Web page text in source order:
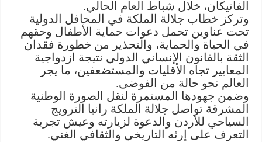
الفاتيكان، خلال شباط العام الحالي.
وتركز خطاب جلالة الملكة في المحافل الدولية
تحت عناوين تحمل دعوات حماية الأطفال وحقهم
في الحياة والحماية، والتحذير من خطورة فقدان
الثقة بالقانون الإنساني الدولي نتيجة ازدواجية
المعايير تجاه الأقليات والمستضعفين، ما يجر
العالم نحو حالة من الفوضى.
وضمن جهودها المستمرة لنقل الصورة الوطنية
المشرقة تواصل جلالة الملكة رانيا الترويج
السياحي للأردن والدعوة لزيارته وعيش تجربة
التعرف على إرثه التاريخي والثقافي الغني.